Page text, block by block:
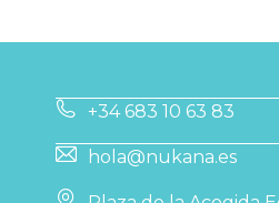
+34 683 10 63 83
hola@nukana.es